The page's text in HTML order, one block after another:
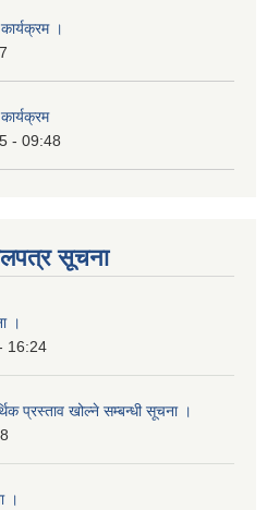
।
- 09:48
सूचना
।
16:24
प्रस्ताव खोल्ने सम्बन्धी सूचना ।
।